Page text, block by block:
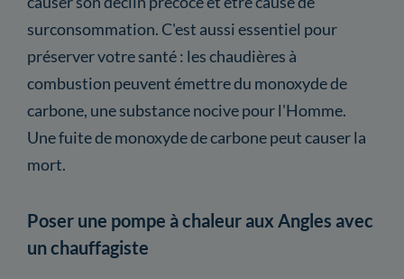
surconsommation. C'est aussi essentiel pour
préserver votre santé : les chaudières à
combustion peuvent émettre du monoxyde de
carbone, une substance nocive pour l'Homme.
Une fuite de monoxyde de carbone peut causer la
mort.
Poser une pompe à chaleur aux Angles avec
un chauffagiste